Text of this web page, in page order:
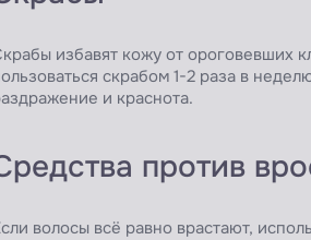
избавят кожу от ороговевших
скрабом 1-2 раза в
и краснота.
против
волосы всё равно врастают,